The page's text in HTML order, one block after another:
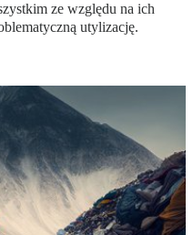
ze względu na ich
utylizację.